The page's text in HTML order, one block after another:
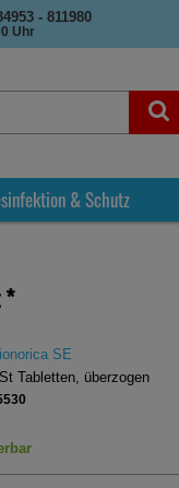
- 811980
Uhr
& Schutz
*
SE
St Tabletten, überzogen